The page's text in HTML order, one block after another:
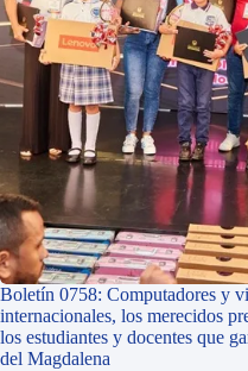
Boletín 0758: Computadores y
internacionales, los merecidos
los estudiantes y docentes que
del Magdalena